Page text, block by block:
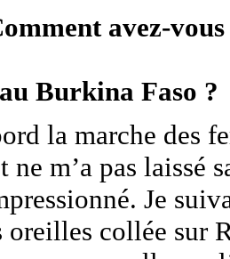
avez-
Burkina Faso ?
la marche des
ne m’a pas laissé
Je
oreilles collée sur